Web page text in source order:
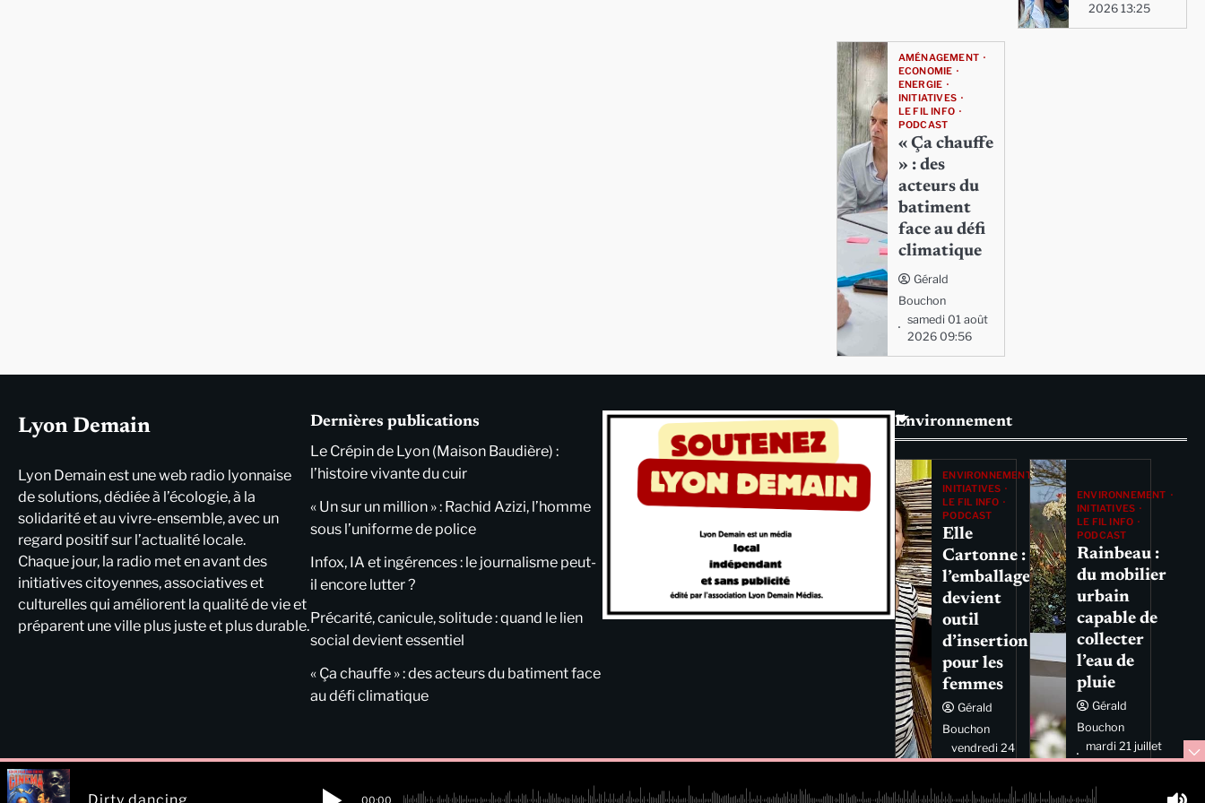
2026 13:25
AMÉNAGEMENT
ECONOMIE
ENERGIE
INITIATIVES
LE FIL INFO
PODCAST
« Ça chauffe
» : des
acteurs du
batiment
face au défi
climatique
Gérald
Bouchon
samedi 01 août
2026 09:56
Lyon Demain
Lyon Demain est une web radio lyonnaise
de solutions, dédiée à l’écologie, à la
solidarité et au vivre-ensemble, avec un
regard positif sur l’actualité locale.
Chaque jour, la radio met en avant des
initiatives citoyennes, associatives et
culturelles qui améliorent la qualité de vie et
préparent une ville plus juste et plus durable.
Dernières publications
Le Crépin de Lyon (Maison Baudière) :
l’histoire vivante du cuir
« Un sur un million » : Rachid Azizi, l’homme
sous l’uniforme de police
Infox, IA et ingérences : le journalisme peut-
il encore lutter ?
Précarité, canicule, solitude : quand le lien
social devient essentiel
« Ça chauffe » : des acteurs du batiment face
au défi climatique
Environnement
ENVIRONNEMENT
INITIATIVES
LE FIL INFO
PODCAST
Elle
Cartonne :
l’emballage
devient
outil
d’insertion
pour les
femmes
Gérald
Bouchon
vendredi 24
juillet 2026
ENVIRONNEMENT
INITIATIVES
LE FIL INFO
PODCAST
Rainbeau :
du mobilier
urbain
capable de
collecter
l’eau de
pluie
Gérald
Bouchon
mardi 21 juillet
2026 11:44
00:00